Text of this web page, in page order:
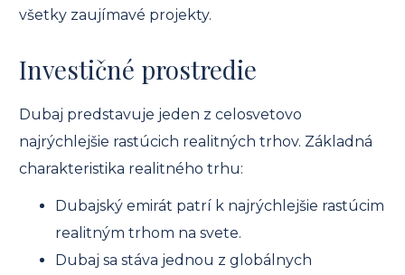
všetky zaujímavé projekty.
Investičné prostredie
Dubaj predstavuje jeden z celosvetovo
najrýchlejšie rastúcich realitných trhov. Základná
charakteristika realitného trhu:
Dubajský emirát patrí k najrýchlejšie rastúcim
realitným trhom na svete.
Dubaj sa stáva jednou z globálnych